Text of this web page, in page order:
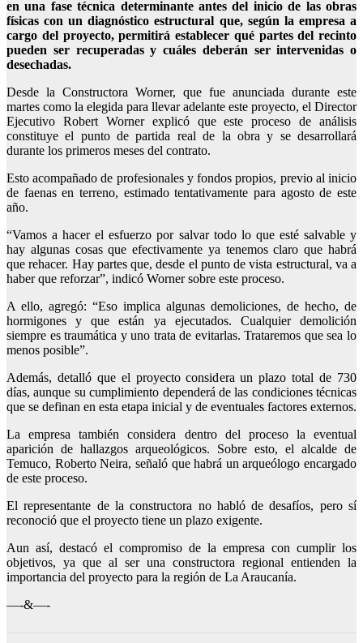
en una fase técnica determinante antes del inicio de las obras
físicas con un diagnóstico estructural que, según la empresa a
cargo del proyecto, permitirá establecer qué partes del recinto
pueden ser recuperadas y cuáles deberán ser intervenidas o
desechadas.
Desde la Constructora Worner, que fue anunciada durante este
martes como la elegida para llevar adelante este proyecto, el Director
Ejecutivo Robert Worner explicó que este proceso de análisis
constituye el punto de partida real de la obra y se desarrollará
durante los primeros meses del contrato.
Esto acompañado de profesionales y fondos propios, previo al inicio
de faenas en terreno, estimado tentativamente para agosto de este
año.
“Vamos a hacer el esfuerzo por salvar todo lo que esté salvable y
hay algunas cosas que efectivamente ya tenemos claro que habrá
que rehacer. Hay partes que, desde el punto de vista estructural, va a
haber que reforzar”, indicó Worner sobre este proceso.
A ello, agregó: “Eso implica algunas demoliciones, de hecho, de
hormigones y que están ya ejecutados. Cualquier demolición
siempre es traumática y uno trata de evitarlas. Trataremos que sea lo
menos posible”.
Además, detalló que el proyecto considera un plazo total de 730
días, aunque su cumplimiento dependerá de las condiciones técnicas
que se definan en esta etapa inicial y de eventuales factores externos.
La empresa también considera dentro del proceso la eventual
aparición de hallazgos arqueológicos. Sobre esto, el alcalde de
Temuco, Roberto Neira, señaló que habrá un arqueólogo encargado
de este proceso.
El representante de la constructora no habló de desafíos, pero sí
reconoció que el proyecto tiene un plazo exigente.
Aun así, destacó el compromiso de la empresa con cumplir los
objetivos, ya que al ser una constructora regional entienden la
importancia del proyecto para la región de La Araucanía.
—-&—-